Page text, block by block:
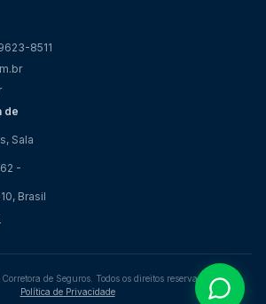
8511
de
Sala
-
Brasil
de Seguros. Todos os direitos reservados.
Política de Privacidade